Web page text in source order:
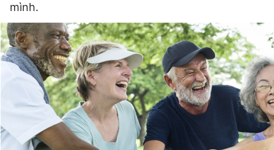
mình.